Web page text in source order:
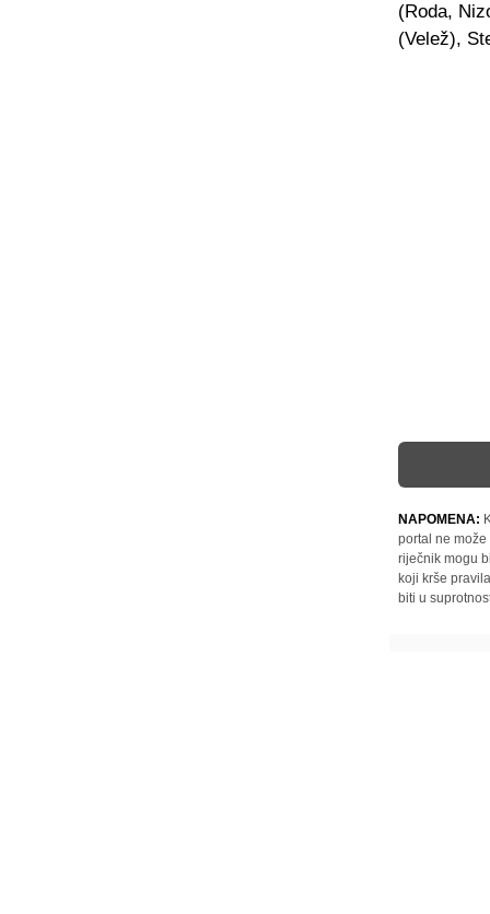
(Roda,
(Velež),
NAPOMENA:
portal ne
riječnik mogu
koji krše
biti u